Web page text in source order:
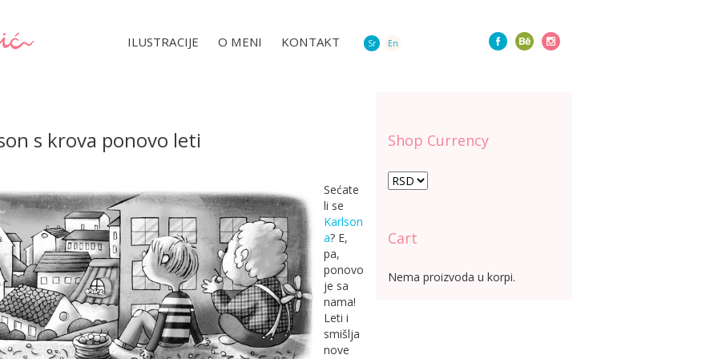
ILUSTRACIJE O MENI KONTAKT Sr En
s krova ponovo leti
Sećate
li se
Karlson
a? E,
pa,
ponovo
je sa
nama!
Leti i
smišlja
nove
Shop Currency
Cart
Nema proizvoda u korpi.